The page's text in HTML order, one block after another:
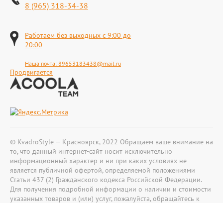
8 (965) 318-34-38
Работаем без выходных с 9:00 до
20:00
Наша почта: 89653183438@mail.ru
Продвигается
© KvadroStyle — Красноярск, 2022 Обращаем ваше внимание на
то, что данный интернет-сайт носит исключительно
информационный характер и ни при каких условиях не
является публичной офертой, определяемой положениями
Статьи 437 (2) Гражданского кодекса Российской Федерации.
Для получения подробной информации о наличии и стоимости
указанных товаров и (или) услуг, пожалуйста, обращайтесь к